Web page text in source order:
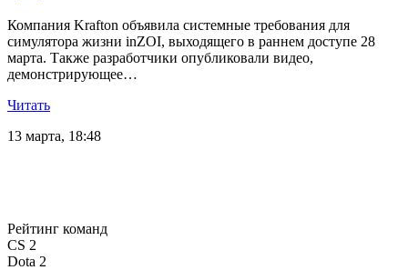
Компания Krafton объявила системные требования для
симулятора жизни inZOI, выходящего в раннем доступе 28
марта. Также разработчики опубликовали видео,
демонстрирующее…
Читать
13 марта, 18:48
Рейтинг команд
CS 2
Dota 2